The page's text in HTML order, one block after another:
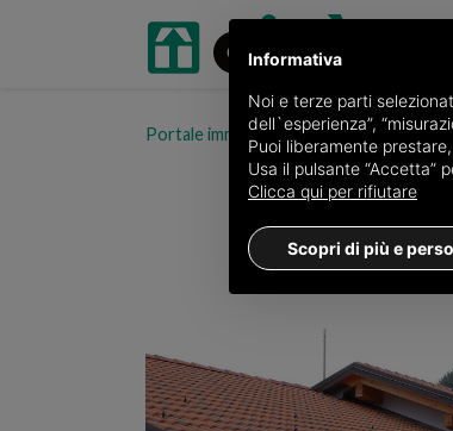
Portale immobiliare oikia.it Ville in
Informativa
Noi e terze parti
dell`esperienza”,
Puoi liberamente
Usa il pulsante “Accetta”
Clicca qui per rifiutare
Scopri di più e